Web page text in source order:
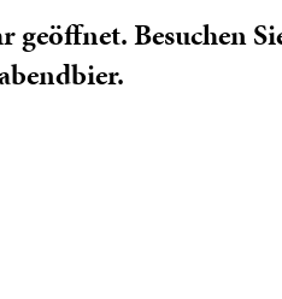
Besuchen